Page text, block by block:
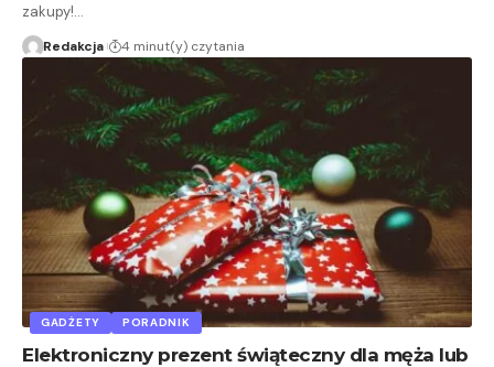
zakupy!…
Redakcja 4 minut(y) czytania
GADŻETY PORADNIK
Elektroniczny prezent świąteczny dla męża lub